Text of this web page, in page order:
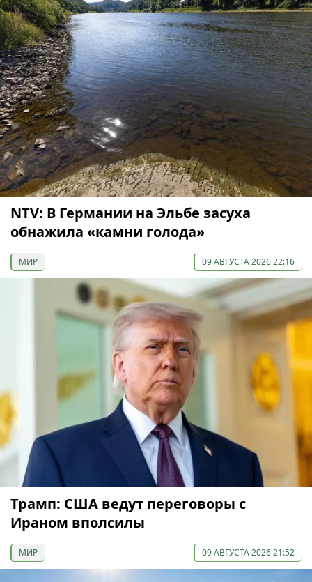
NTV: В Германии на Эльбе засуха
обнажила «камни голода»
МИР 09 АВГУСТА 2026 22:16
Трамп: США ведут переговоры с
Ираном вполсилы
МИР 09 АВГУСТА 2026 21:52